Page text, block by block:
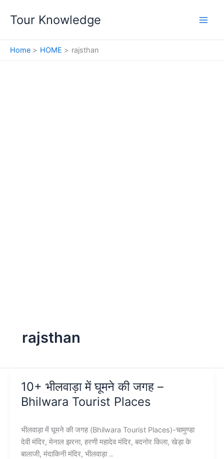
Tour Knowledge
Home HOME rajsthan
rajsthan
10+ भीलवाड़ा में घूमने की जगह –
Bhilwara Tourist Places
भीलवाड़ा में घूमने की जगह (Bhilwara Tourist Places)-चामुण्डा
देवी मंदिर, मेनाल झरना, हरणी महादेव मंदिर, बदनोर किला, खेड़ा के
बालाजी, मंदाकिनी मंदिर, भीलवाड़ा ..